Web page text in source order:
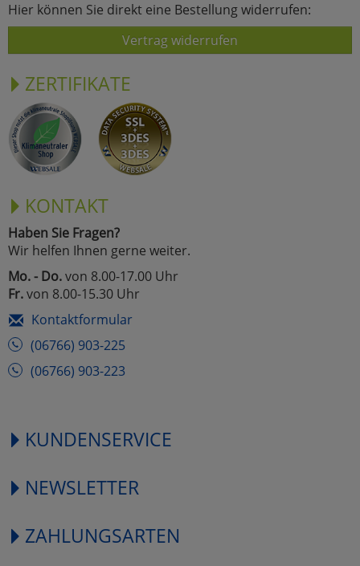
Hier können Sie direkt eine Bestellung widerrufen:
Vertrag widerrufen
ZERTIFIKATE
KONTAKT
Haben Sie Fragen?
Wir helfen Ihnen gerne weiter.
Mo. - Do.von 8.00-17.00 Uhr
Fr.von 8.00-15.30 Uhr
Kontaktformular
(06766) 903-225
(06766) 903-223
KUNDENSERVICE
NEWSLETTER
ZAHLUNGSARTEN